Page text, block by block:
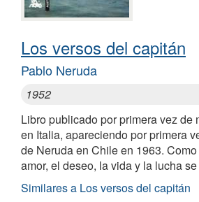
Los versos del capitán
Pablo Neruda
1952
Libro publicado por primera vez de
en Italia, apareciendo por primera
de Neruda en Chile en 1963.
amor, el deseo, la vida y la lucha
Similares a Los versos del capitán